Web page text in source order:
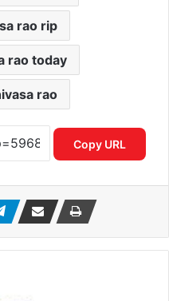
rao rip
rao today
rao
Copy URL